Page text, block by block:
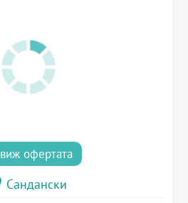
виж офертата
Сандански